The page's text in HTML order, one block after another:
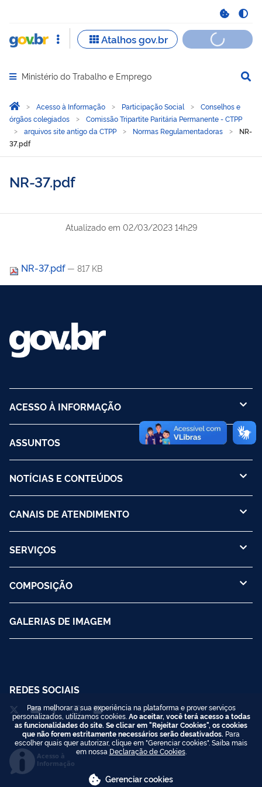
Abrir menu principal de navegação
Ministério do Trabalho e Emprego
Você está aqui:
Página Inicial
Acesso à Informação Participação Social
Conselhos e
órgãos colegiados
Comissão Tripartite Paritária Permanente - CTPP
arquivos site antigo da CTPP
Normas Regulamentadoras
NR-
37.pdf
NR-37.pdf
Atualizado em 02/03/2023 14h29
NR-37.pdf — 817 KB
ACESSO À INFORMAÇÃO
ASSUNTOS
NOTÍCIAS E CONTEÚDOS
CANAIS DE ATENDIMENTO
SERVIÇOS
COMPOSIÇÃO
GALERIAS DE IMAGEM
REDES SOCIAIS
Acesso à
Informação
Para melhorar a sua experiência na plataforma e prover serviços
personalizados, utilizamos cookies. Ao aceitar, você terá acesso a todas
as funcionalidades do site. Se clicar em "Rejeitar Cookies", os cookies
que não forem estritamente necessários serão desativados. Para
escolher quais quer autorizar, clique em "Gerenciar cookies". Saiba mais
em nossa Declaração de Cookies.
Gerenciar cookies